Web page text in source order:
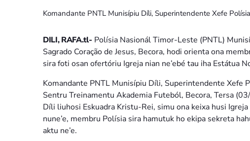
Komandante PNTL Munisípiu Díli, Superintendente Xefe
DILI, RAFA.tl- Polísia Nasionál Timor-Leste (PNTL)
Sagrado Coração de Jesus, Becora, hodi orienta ona
sira foti osan ofertóriu Igreja nian ne’ebé tau iha Estátua
Komandante PNTL Munisípiu Díli, Superintendente Xefe
Sentru Treinamentu Akademia Futeból, Becora, Tersa
Díli liuhosi Eskuadra Kristu-Rei, simu ona keixa husi Igreja
nune’e, membru Polísia sira hamutuk ho ekipa sekreta
aktu ne’e.